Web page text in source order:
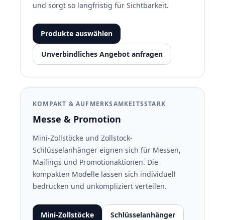
und sorgt so langfristig für Sichtbarkeit.
Produkte auswählen
Unverbindliches Angebot anfragen
KOMPAKT & AUFMERKSAMKEITSSTARK
Messe & Promotion
Mini-Zollstöcke und Zollstock-
Schlüsselanhänger eignen sich für Messen,
Mailings und Promotionaktionen. Die
kompakten Modelle lassen sich individuell
bedrucken und unkompliziert verteilen.
Mini-Zollstöcke Schlüsselanhänger